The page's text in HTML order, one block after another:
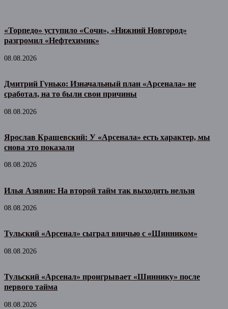
«Торпедо» уступило «Сочи», «Нижний Новгород»
разгромил «Нефтехимик»
08.08.2026
Дмитрий Гунько: Изначальный план «Арсенала» не
сработал, на то были свои причины
08.08.2026
Ярослав Крашевский: У «Арсенала» есть характер, мы
снова это показали
08.08.2026
Илья Азявин: На второй тайм так выходить нельзя
08.08.2026
Тульский «Арсенал» сыграл вничью с «Шинником»
08.08.2026
Тульский «Арсенал» проигрывает «Шиннику» после
первого тайма
08.08.2026